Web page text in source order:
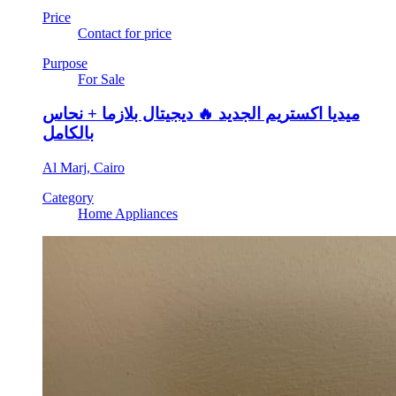
Price
Contact for price
Purpose
For Sale
ميديا اكستريم الجديد 🔥 ديجيتال بلازما + نحاس
بالكامل
Al Marj, Cairo
Category
Home Appliances